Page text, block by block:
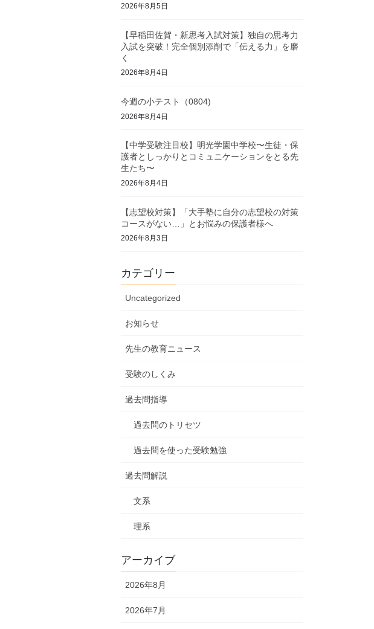
2026年8月5日
【早稲田佐賀・新思考入試対策】独自の思考力
入試を突破！完全個別添削で「伝える力」を磨
く
2026年8月4日
今週の小テスト（0804)
2026年8月4日
【中学受験注目校】明光学園中学校〜生徒・保
護者としっかりとコミュニケーションをとる先
生たち〜
2026年8月4日
【志望校対策】「大手塾に自分の志望校の対策
コースがない…」とお悩みの保護者様へ
2026年8月3日
カテゴリー
Uncategorized
お知らせ
先生の教育ニュース
受験のしくみ
過去問指導
過去問のトリセツ
過去問を使った受験勉強
過去問解説
文系
理系
アーカイブ
2026年8月
2026年7月